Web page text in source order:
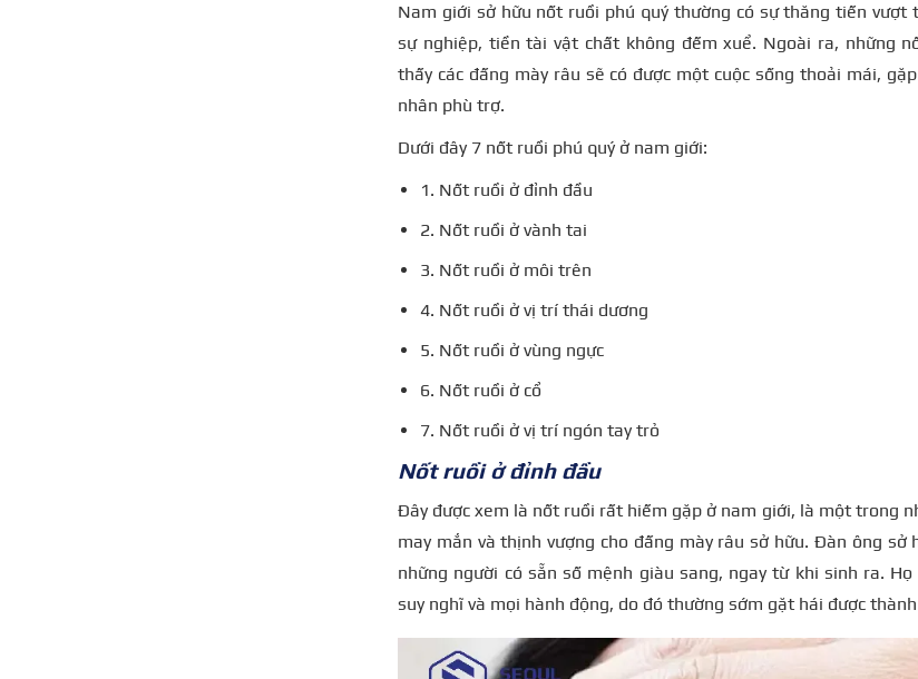
Nam giới sở hữu nốt ruồi phú quý thường có sự thăng tiến vượt
sự nghiệp, tiền tài vật chất không đếm xuể. Ngoài ra, những
thấy các đấng mày râu sẽ có được một cuộc sống thoải mái,
nhân phù trợ.
Dưới đây 7 nốt ruồi phú quý ở nam giới:
1. Nốt ruồi ở đỉnh đầu
2. Nốt ruồi ở vành tai
3. Nốt ruồi ở môi trên
4. Nốt ruồi ở vị trí thái dương
5. Nốt ruồi ở vùng ngực
6. Nốt ruồi ở cổ
7. Nốt ruồi ở vị trí ngón tay trỏ
Nốt ruồi ở đỉnh đầu
Đây được xem là nốt ruồi rất hiếm gặp ở nam giới, là một trong
may mắn và thịnh vượng cho đấng mày râu sở hữu. Đàn ông sở
những người có sẵn số mệnh giàu sang, ngay từ khi sinh ra.
suy nghĩ và mọi hành động, do đó thường sớm gặt hái được